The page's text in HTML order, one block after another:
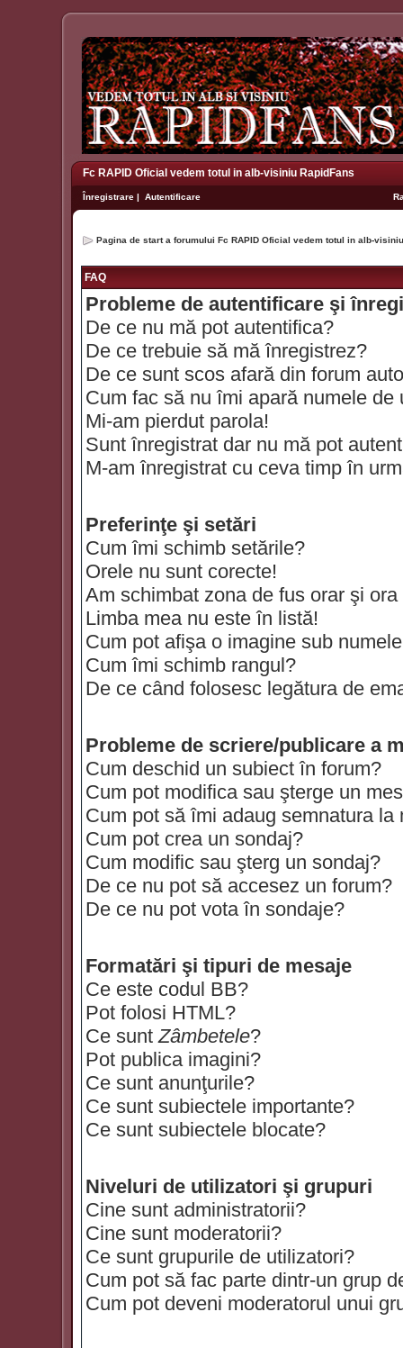
Fc RAPID Oficial vedem totul in alb-visiniu RapidFans
Înregistrare | Autentificare
Pagina de start a forumului Fc RAPID Oficial vedem totul in alb-
FAQ
Probleme de autentificare şi
De ce nu mă pot autentifica?
De ce trebuie să mă înregistrez?
De ce sunt scos afară din forum
Cum fac să nu îmi apară numele
Mi-am pierdut parola!
Sunt înregistrat dar nu mă pot
M-am înregistrat cu ceva timp în
Preferinţe şi setări
Cum îmi schimb setările?
Orele nu sunt corecte!
Am schimbat zona de fus orar şi
Limba mea nu este în listă!
Cum pot afişa o imagine sub
Cum îmi schimb rangul?
De ce când folosesc legătura de
Probleme de scriere/publicare a
Cum deschid un subiect în forum?
Cum pot modifica sau şterge un
Cum pot să îmi adaug semnatura la
Cum pot crea un sondaj?
Cum modific sau şterg un sondaj?
De ce nu pot să accesez un forum?
De ce nu pot vota în sondaje?
Formatări şi tipuri de mesaje
Ce este codul BB?
Pot folosi HTML?
Ce suntZâmbetele?
Pot publica imagini?
Ce sunt anunţurile?
Ce sunt subiectele importante?
Ce sunt subiectele blocate?
Niveluri de utilizatori şi grupuri
Cine sunt administratorii?
Cine sunt moderatorii?
Ce sunt grupurile de utilizatori?
Cum pot să fac parte dintr-un grup
Cum pot deveni moderatorul unui